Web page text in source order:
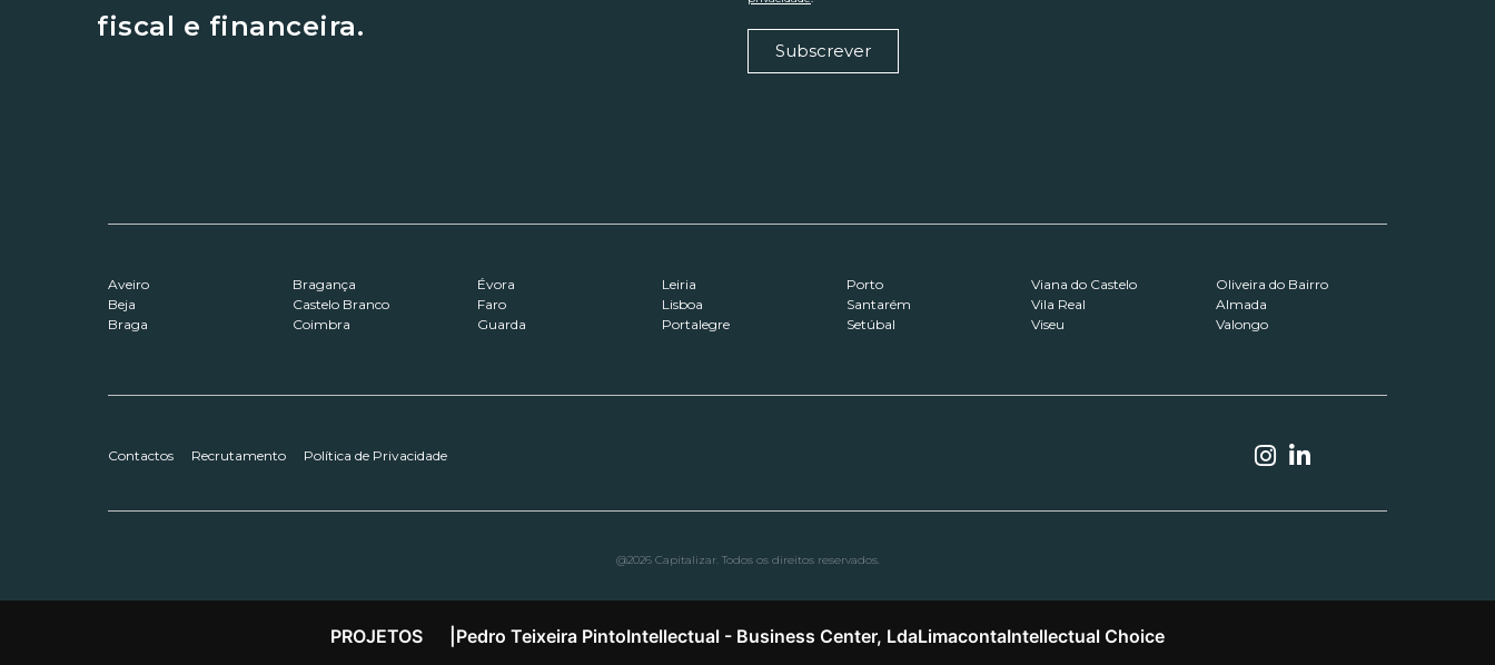
fiscal e financeira.
Subscrever
Aveiro
Beja
Braga
Bragança
Castelo Branco
Coimbra
Évora
Faro
Guarda
Leiria
Lisboa
Portalegre
Porto
Santarém
Setúbal
Viana do Castelo
Vila Real
Viseu
Oliveira do Bairro
Almada
Valongo
Contactos Recrutamento Política de Privacidade
@2026 Capitalizar. Todos os direitos reservados.
PROJETOS Pedro Teixeira PintoIntellectual - Business Center, LdaLimacontaIntellectual Choice